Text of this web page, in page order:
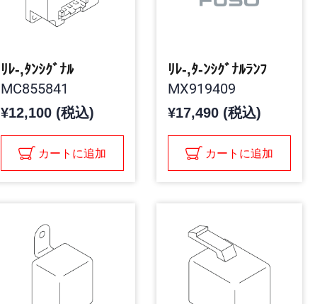
ﾘﾚ-,ﾀﾝｼｸﾞﾅﾙ
MC855841
¥12,100 (税込)
カートに追加
ﾘﾚ-,ﾀ-ﾝｼｸﾞﾅﾙﾗﾝﾌ
MX919409
¥17,490 (税込)
カートに追加